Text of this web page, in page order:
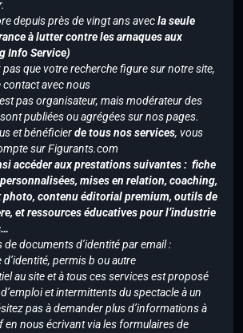
depuis près de vingt ans avecla seule
à lutter contre les arnaques aux
Info Service)
pas que votre recherche figure sur notre site,
avec nous
pas organisateur, mais modérateur des
publiées ou agrégées sur nos pages.
et bénéficierde tous nos services, vous
sur Figurants.com
accéder aux prestations suivantes : fiche
mises en relation, coaching,
photo, contenu éditorial premium, outils de
et ressources éducatives pour l’industrie
de documents d’identité par email :
permis b ou autre
au site et à tous ces services est proposé
et intermittents du spectacle à un
pas à demander plus d’informations à
en nous écrivant via les formulaires de